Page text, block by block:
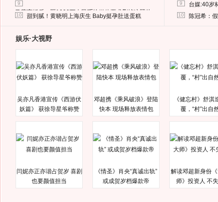
9
马蓉离婚后，砸1000万人民币给媒体要求删掉这照片
10 甜到腻！黄晓明上海庆生 Baby挺孕肚送蛋糕
9 台媒:40岁
10 陈冠希：
娱乐·大视野
吴亦凡香港宣传《西游伏
妖篇》 获徐导星爷称赞
邓超携《乘风破浪》登陆
快本 现场释放表情包
《健忘村》舒淇
覆，“村”出自
闫妮亦正亦谐占贺岁 喜剧
也要颜值担当
《情圣》肖央“真诚出轨”
或成贺岁档爆款帝
解读邓超新身份
师》投资人 不